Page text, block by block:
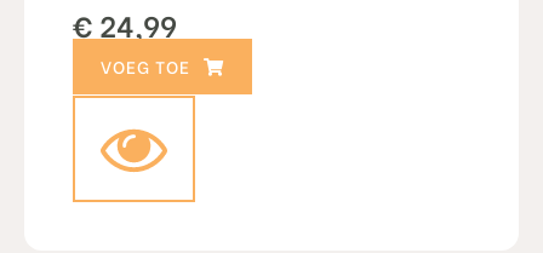
€ 24,99